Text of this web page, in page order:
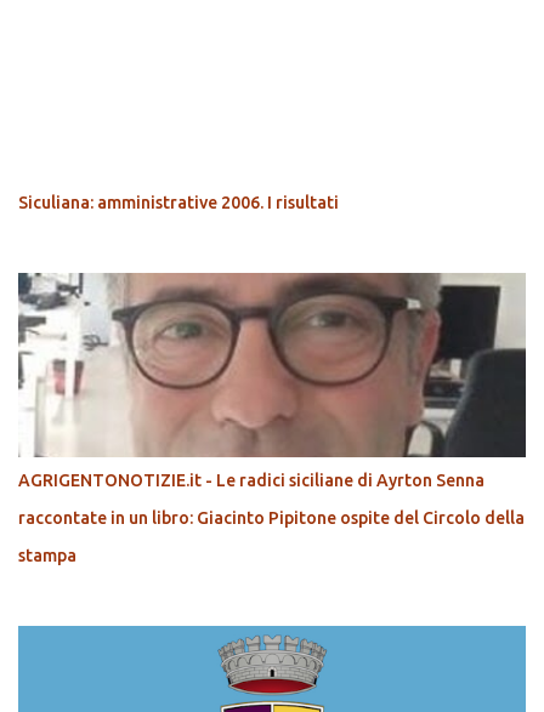
Siculiana: amministrative 2006. I risultati
AGRIGENTONOTIZIE.it - Le radici siciliane di Ayrton Senna
raccontate in un libro: Giacinto Pipitone ospite del Circolo della
stampa